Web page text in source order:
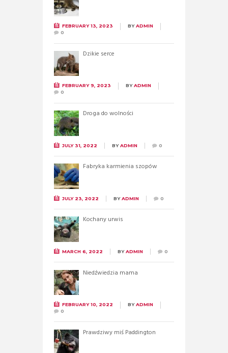
FEBRUARY 13, 2023 BYADMIN
0
Dzikie serce
FEBRUARY 9, 2023 BYADMIN
0
Droga do wolności
JULY 31, 2022 BYADMIN 0
Fabryka karmienia szopów
JULY 23, 2022 BYADMIN 0
Kochany urwis
MARCH 6, 2022 BYADMIN 0
Niedźwiedzia mama
FEBRUARY 10, 2022 BYADMIN
0
Prawdziwy miś Paddington